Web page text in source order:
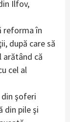
Ilfov,
reforma în
după care să
arătând că
cel al
din şoferi
din pile şi